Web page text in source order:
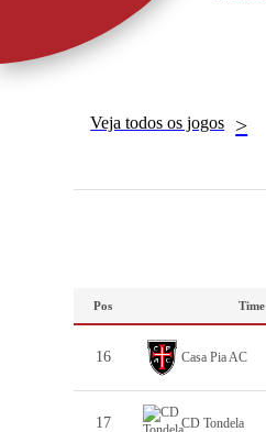
Veja todos os jogos >
Pos Time
16 Casa Pia AC
17 CD Tondela